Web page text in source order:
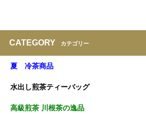
CATEGORY カテゴリー
夏 冷茶商品
水出し煎茶ティーバッグ
高級煎茶 川根茶の逸品